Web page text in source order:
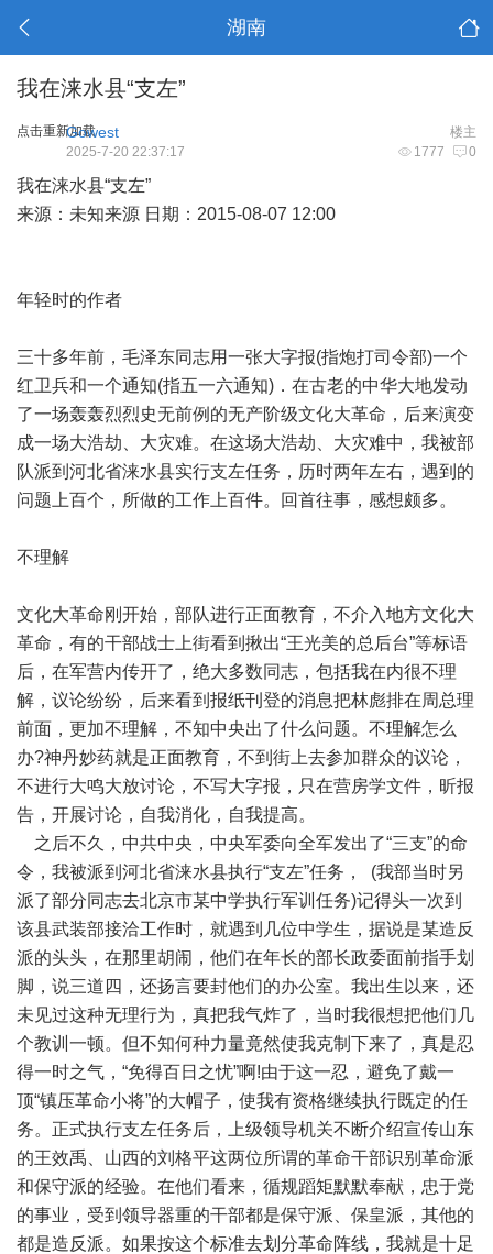
湖南
我在涞水县“支左”
点击重新加载 楼主
Gowest
1777 0
2025-7-20 22:37:17
我在涞水县“支左”
来源：未知来源 日期：2015-08-07 12:00
年轻时的作者
三十多年前，毛泽东同志用一张大字报(指炮打司令部)一个
红卫兵和一个通知(指五一六通知)．在古老的中华大地发动
了一场轰轰烈烈史无前例的无产阶级文化大革命，后来演变
成一场大浩劫、大灾难。在这场大浩劫、大灾难中，我被部
队派到河北省涞水县实行支左任务，历时两年左右，遇到的
问题上百个，所做的工作上百件。回首往事，感想颇多。
不理解
文化大革命刚开始，部队进行正面教育，不介入地方文化大
革命，有的干部战士上街看到揪出“王光美的总后台”等标语
后，在军营内传开了，绝大多数同志，包括我在内很不理
解，议论纷纷，后来看到报纸刊登的消息把林彪排在周总理
前面，更加不理解，不知中央出了什么问题。不理解怎么
办?神丹妙药就是正面教育，不到街上去参加群众的议论，
不进行大鸣大放讨论，不写大字报，只在营房学文件，昕报
告，开展讨论，自我消化，自我提高。
之后不久，中共中央，中央军委向全军发出了“三支”的命
令，我被派到河北省涞水县执行“支左”任务， (我部当时另
派了部分同志去北京市某中学执行军训任务)记得头一次到
该县武装部接洽工作时，就遇到几位中学生，据说是某造反
派的头头，在那里胡闹，他们在年长的部长政委面前指手划
脚，说三道四，还扬言要封他们的办公室。我出生以来，还
未见过这种无理行为，真把我气炸了，当时我很想把他们几
个教训一顿。但不知何种力量竟然使我克制下来了，真是忍
得一时之气，“免得百日之忧”啊!由于这一忍，避免了戴一
顶“镇压革命小将”的大帽子，使我有资格继续执行既定的任
务。正式执行支左任务后，上级领导机关不断介绍宣传山东
的王效禹、山西的刘格平这两位所谓的革命干部识别革命派
和保守派的经验。在他们看来，循规蹈矩默默奉献，忠于党
的事业，受到领导器重的干部都是保守派、保皇派，其他的
都是造反派。如果按这个标准去划分革命阵线，我就是十足